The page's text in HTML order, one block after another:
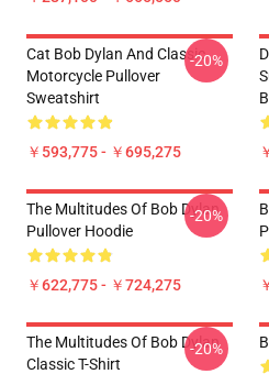
Cat Bob Dylan And Classic
Motorcycle Pullover
Sweatshirt
￥593,775 - ￥695,275
-20%
The Multitudes Of Bob Dylan
Pullover Hoodie
￥622,775 - ￥724,275
-20%
The Multitudes Of Bob Dylan
Classic T-Shirt
-20%